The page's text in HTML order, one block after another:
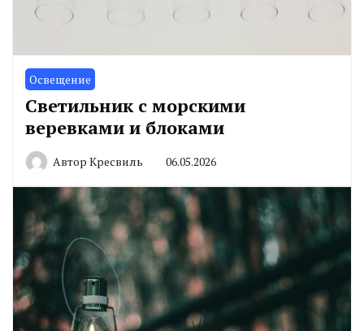
Освещение
Светильник с морскими
веревками и блоками
Автор Кресвиль 06.05.2026